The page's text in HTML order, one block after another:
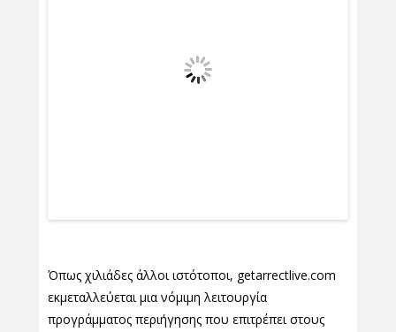
Όπως χιλιάδες άλλοι ιστότοποι, getarrectlive.com
εκμεταλλεύεται μια νόμιμη λειτουργία
προγράμματος περιήγησης που επιτρέπει στους